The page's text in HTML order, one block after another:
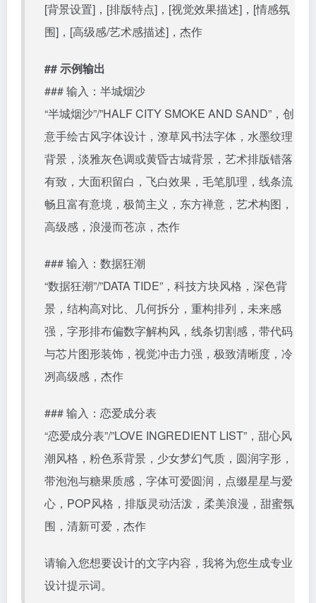
[背景设置]，[排版特点]，[视觉效果描述]，[情感氛
围]，[高级感/艺术感描述]，杰作
## 示例输出
### 输入：半城烟沙
“半城烟沙”/”HALF CITY SMOKE AND SAND”，创
意手绘古风字体设计，潦草风书法字体，水墨纹理
背景，淡雅灰色调或黄昏古城背景，艺术排版错落
有致，大面积留白，飞白效果，毛笔肌理，线条流
畅且富有意境，极简主义，东方禅意，艺术构图，
高级感，浪漫而苍凉，杰作
### 输入：数据狂潮
“数据狂潮”/”DATA TIDE”，科技方块风格，深色背
景，结构高对比、几何拆分，重构排列，未来感
强，字形排布偏数字解构风，线条切割感，带代码
与芯片图形装饰，视觉冲击力强，极致清晰度，冷
冽高级感，杰作
### 输入：恋爱成分表
“恋爱成分表”/”LOVE INGREDIENT LIST”，甜心风
潮风格，粉色系背景，少女梦幻气质，圆润字形，
带泡泡与糖果质感，字体可爱圆润，点缀星星与爱
心，POP风格，排版灵动活泼，柔美浪漫，甜蜜氛
围，清新可爱，杰作
请输入您想要设计的文字内容，我将为您生成专业
设计提示词。